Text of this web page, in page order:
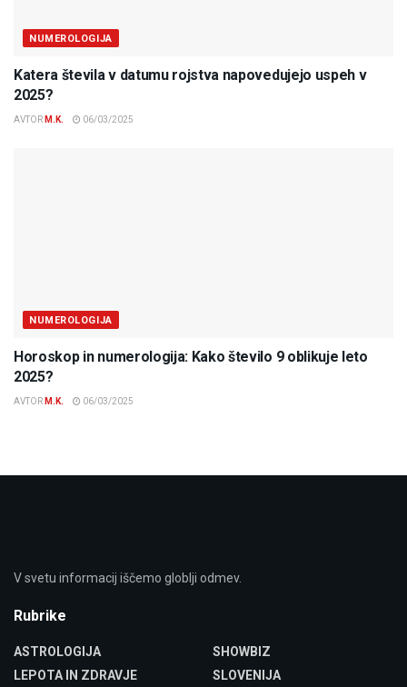
NUMEROLOGIJA
Katera števila v datumu rojstva napovedujejo uspeh v
2025?
AVTOR M.K. 06/03/2025
NUMEROLOGIJA
Horoskop in numerologija: Kako število 9 oblikuje leto
2025?
AVTOR M.K. 06/03/2025
V svetu informacij iščemo globlji odmev.
Rubrike
ASTROLOGIJA
LEPOTA IN ZDRAVJE
SHOWBIZ
SLOVENIJA